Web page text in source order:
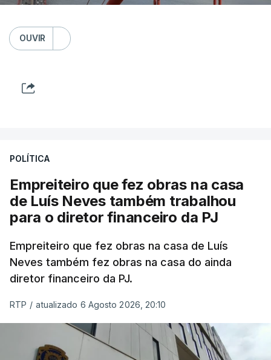
OUVIR
POLÍTICA
Empreiteiro que fez obras na casa
de Luís Neves também trabalhou
para o diretor financeiro da PJ
Empreiteiro que fez obras na casa de Luís
Neves também fez obras na casa do ainda
diretor financeiro da PJ.
RTP / atualizado 6 Agosto 2026, 20:10